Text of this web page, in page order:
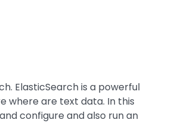
ElasticSearch is a powerful
where are text data. In this
configure and also run an